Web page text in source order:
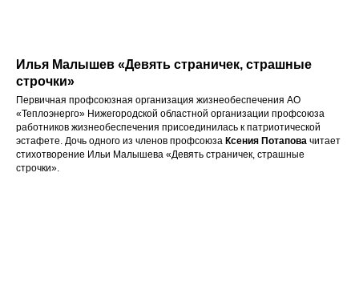
Илья Малышев «Девять страничек, страшные
строчки»
Первичная профсоюзная организация жизнеобеспечения АО
«Теплоэнерго» Нижегородской областной организации профсоюза
работников жизнеобеспечения присоединилась к патриотической
эстафете. Дочь одного из членов профсоюза Ксения Потапова читает
стихотворение Ильи Малышева «Девять страничек, страшные
строчки».